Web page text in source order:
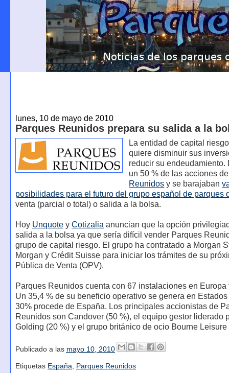
lunes, 10 de mayo de 2010
Parques Reunidos prepara su salida a la
La entidad de capital
quiere disminuir sus
reducir su endeudamiento.
un 50 % de las acciones
Reunidos y se barajaban
posibilidades para el futuro del grupo español de parques
venta (parcial o total) o salida a la bolsa.
Hoy Unquotey Cotizalia anuncian que la opción
salida a la bolsa ya que sería difícil vender Parques
grupo de capital riesgo. El grupo ha contratado a Morgan
Morgan y Crédit Suisse para iniciar los trámites de su
Pública de Venta (OPV).
Parques Reunidos cuenta con 67 instalaciones en Europa
Un 35,4 % de su beneficio operativo se genera en
30% procede de España. Los principales accionistas de
Reunidos son Candover (50 %), el equipo gestor liderado
Golding (20 %) y el grupo británico de ocio Bourne Leisure
Publicado a las mayo 10, 2010
Etiquetas España, Parques Reunidos